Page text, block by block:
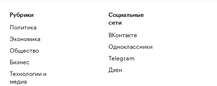
Рубрики
Политика
Экономика
Общество
Бизнес
Технологии и
медиа
Социальные
сети
ВКонтакте
Одноклассники
Telegram
Дзен